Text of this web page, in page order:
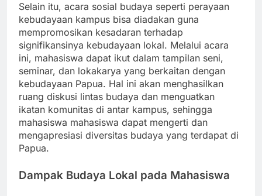
Selain itu, acara sosial budaya seperti perayaan
kebudayaan kampus bisa diadakan guna
mempromosikan kesadaran terhadap
signifikansinya kebudayaan lokal. Melalui acara
ini, mahasiswa dapat ikut dalam tampilan seni,
seminar, dan lokakarya yang berkaitan dengan
kebudayaan Papua. Hal ini akan menghasilkan
ruang diskusi lintas budaya dan menguatkan
ikatan komunitas di antar kampus, sehingga
mahasiswa mahasiswa dapat mengerti dan
mengapresiasi diversitas budaya yang terdapat di
Papua.
Dampak Budaya Lokal pada Mahasiswa